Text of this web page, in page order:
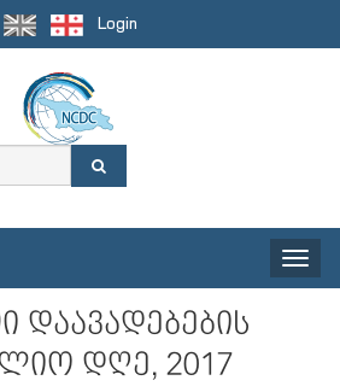
Login
Toggle
დაავადებების
დღე, 2017